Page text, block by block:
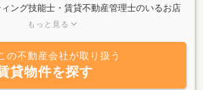
ング技能士・賃貸不動産管理士のいるお店
いたい」「貸したい」「借りたい」を安心
おります。今すぐ、お電話・メールでどう
もっと見る
の不動産会社が取り扱う
貸物件を探す